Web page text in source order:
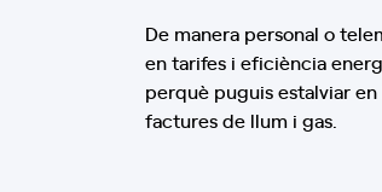
De manera personal o
en tarifes i eficiència
perquè puguis estalviar en
factures de llum i gas.